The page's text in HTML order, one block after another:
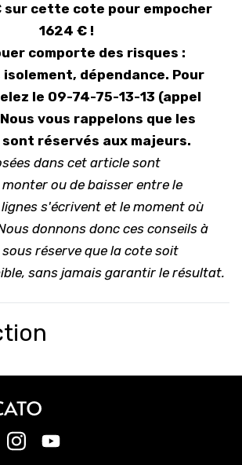
sur cette cote pour empocher
1624 € !
comporte des risques :
dépendance. Pour
le 09-74-75-13-13 (appel
vous rappelons que les
réservés aux majeurs.
dans cet article sont
ou de baisser entre le
s'écrivent et le moment où
donnons donc ces conseils à
réserve que la cote soit
sans jamais garantir le résultat.